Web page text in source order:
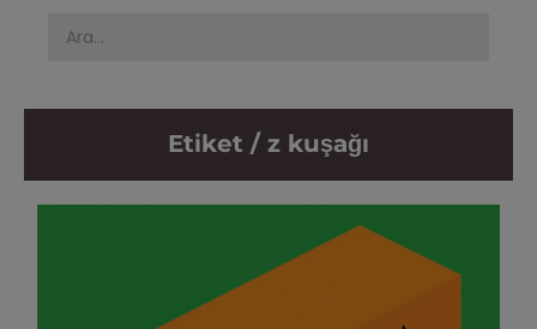
Etiket / z kuşağı